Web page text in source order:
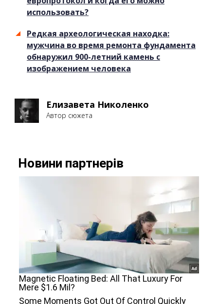
использовать?
Редкая археологическая находка:
мужчина во время ремонта фундамента
обнаружил 900-летний камень с
изображением человека
Елизавета Николенко
Автор сюжета